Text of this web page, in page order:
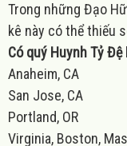
Trong những Đạo
kê này có thể thiếu
Cóquý Huynh Tỷ Đệ
Anaheim, CA
San Jose, CA
Portland, OR
Virginia, Boston,